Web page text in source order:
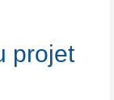
projet